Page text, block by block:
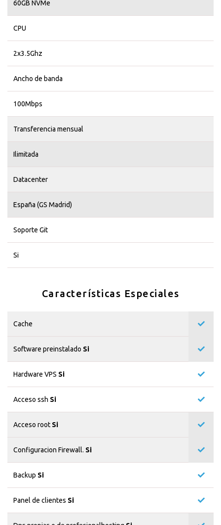
60GB NVMe
CPU
2x3.5Ghz
Ancho de banda
100Mbps
Transferencia mensual
Ilimitada
Datacenter
España (GS Madrid)
Soporte Git
Si
Características Especiales
Cache
Software preinstalado Si
Hardware VPS Si
Acceso ssh Si
Acceso root Si
Configuracion Firewall. Si
Backup Si
Panel de clientes Si